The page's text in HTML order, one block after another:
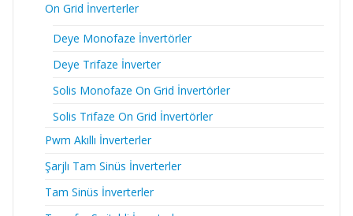
On Grid İnverterler
Deye Monofaze İnvertörler
Deye Trifaze İnverter
Solis Monofaze On Grid İnvertörler
Solis Trifaze On Grid İnvertörler
Pwm Akıllı İnverterler
Şarjlı Tam Sinüs İnverterler
Tam Sinüs İnverterler